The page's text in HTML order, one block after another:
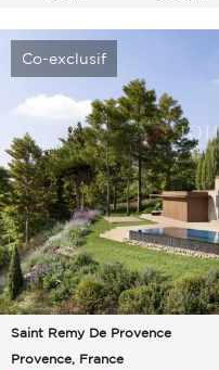
Co-exclusif
Saint Remy De Provence
Provence, France